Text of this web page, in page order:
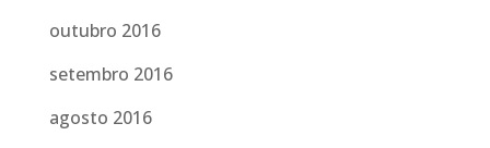
outubro 2016
setembro 2016
agosto 2016